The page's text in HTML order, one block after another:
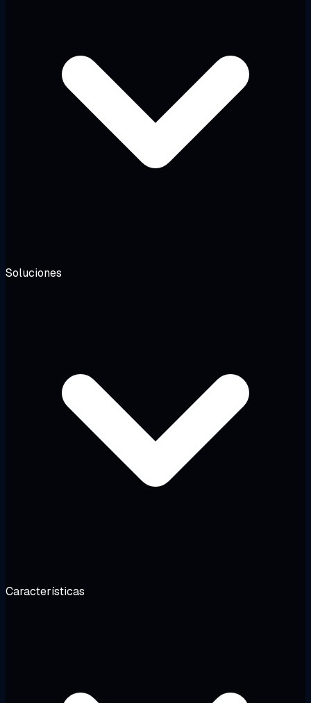
Soluciones
Características